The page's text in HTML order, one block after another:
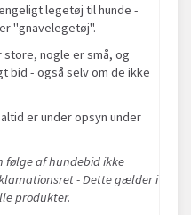
legetøj til hunde -
"gnavelegetøj".
store, nogle er små, og
bid - også selv om de ikke
er under opsyn under
følge af hundebid ikke
- Dette gælder i
produkter.